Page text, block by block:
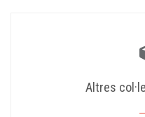
Altres